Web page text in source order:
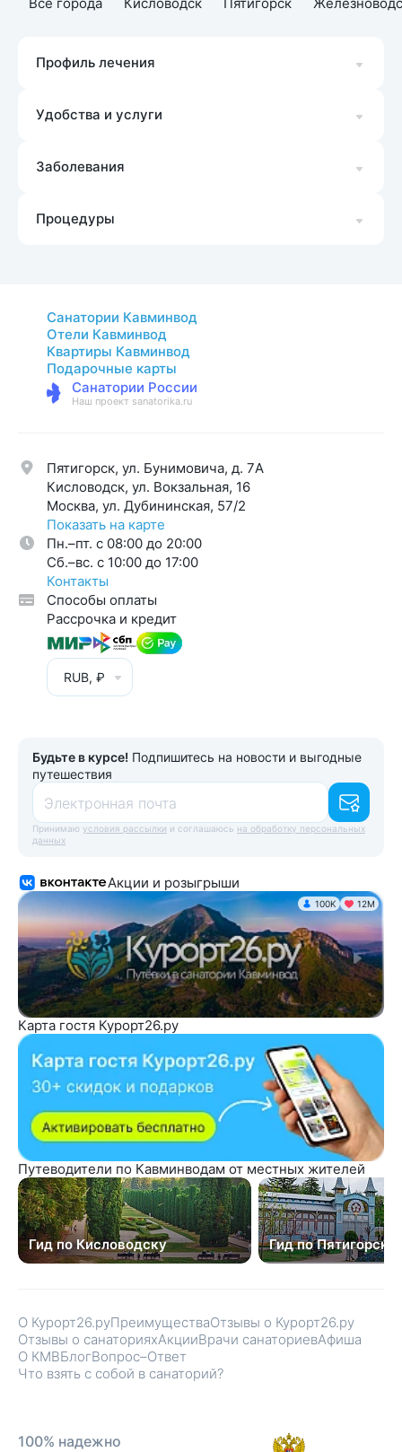
Профиль лечения
Удобства и услуги
Заболевания
Процедуры
Санатории Кавминвод
Отели Кавминвод
Квартиры Кавминвод
Подарочные карты
Санатории России
Наш проект sanatorika.ru
Пятигорск, ул. Бунимовича, д. 7A
Кисловодск, ул. Вокзальная, 16
Москва, ул. Дубининская, 57/2
Показать на карте
Пн.–пт. с 08:00 до 20:00
Cб.–вс. с 10:00 до 17:00
Контакты
Способы оплаты
Рассрочка и кредит
RUB, ₽
Будьте в курсе! Подпишитесь на новости и выгодные
путешествия
Электронная почта
Принимаю условия рассылки и соглашаюсь на обработку персональных
данных
Акции и розыгрыши
100K 12М
Карта гостя Курорт26.ру
Путеводители по Кавминводам от местных жителей
Гид по Кисловодску Гид по Пятигорску
О Курорт26.руПреимуществаОтзывы о Курорт26.ру
Отзывы о санаторияхАкцииВрачи санаториевАфиша
О КМВБлогВопрос–Ответ
Что взять с собой в санаторий?
100% надежно